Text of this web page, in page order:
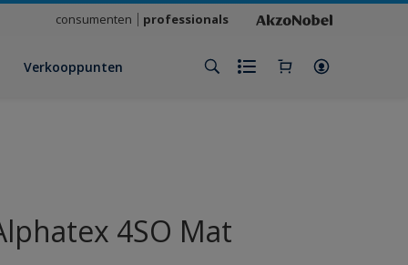
consumenten professionals
Verkooppunten
4SO Mat